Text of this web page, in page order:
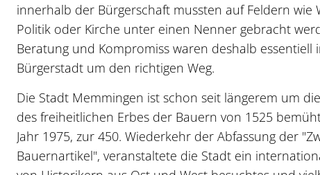
innerhalb der Bürgerschaft mussten auf Feldern wie
Politik oder Kirche unter einen Nenner gebracht
Beratung und Kompromiss waren deshalb essentiell
Bürgerstadt um den richtigen Weg.
Die Stadt Memmingen ist schon seit längerem um
des freiheitlichen Erbes der Bauern von 1525
Jahr 1975, zur 450. Wiederkehr der Abfassung der
Bauernartikel", veranstaltete die Stadt ein